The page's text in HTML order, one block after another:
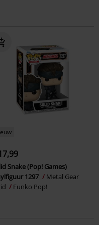
Snake (Pop! Games)
1297
Metal Gear
Funko Pop!